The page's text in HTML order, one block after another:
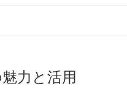
力と活用